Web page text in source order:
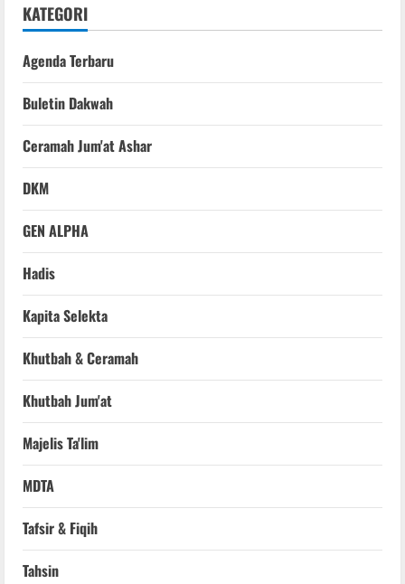
KATEGORI
Agenda Terbaru
Buletin Dakwah
Ceramah Jum'at Ashar
DKM
GEN ALPHA
Hadis
Kapita Selekta
Khutbah & Ceramah
Khutbah Jum'at
Majelis Ta'lim
MDTA
Tafsir & Fiqih
Tahsin